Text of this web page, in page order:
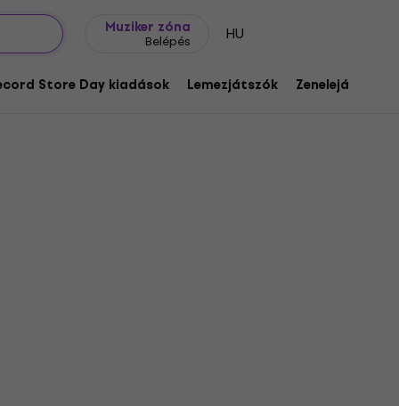
Muziker zóna
Belépés HU
Store Day kiadások Lemezjátszók Zenelejátszók